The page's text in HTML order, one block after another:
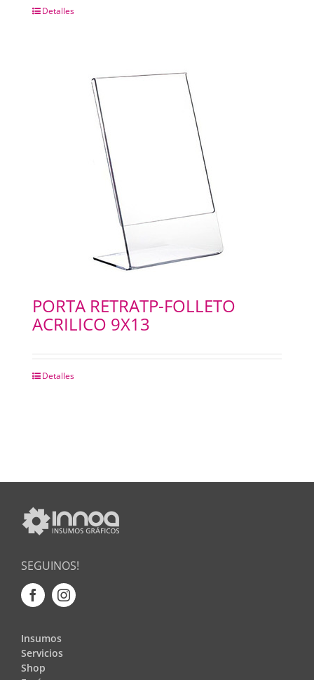
Detalles
PORTA RETRATP-FOLLETO
ACRILICO 9X13
Detalles
SEGUINOS!
Insumos
Servicios
Shop